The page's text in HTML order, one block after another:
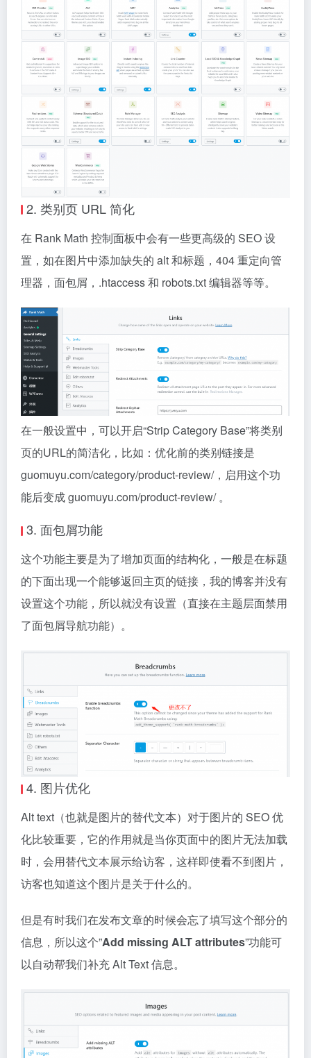
2. 类别页 URL 简化
在 Rank Math 控制面板中会有一些更高级的 SEO 设
置，如在图片中添加缺失的 alt 和标题，404 重定向管
理器，面包屑，.htaccess 和 robots.txt 编辑器等等。
在一般设置中，可以开启“Strip Category Base”将类别
页的URL的简洁化，比如：优化前的类别链接是
guomuyu.com/category/product-review/，启用这个功
能后变成 guomuyu.com/product-review/ 。
3. 面包屑功能
这个功能主要是为了增加页面的结构化，一般是在标题
的下面出现一个能够返回主页的链接，我的博客并没有
设置这个功能，所以就没有设置（直接在主题层面禁用
了面包屑导航功能）。
4. 图片优化
Alt text（也就是图片的替代文本）对于图片的 SEO 优
化比较重要，它的作用就是当你页面中的图片无法加载
时，会用替代文本展示给访客，这样即使看不到图片，
访客也知道这个图片是关于什么的。
但是有时我们在发布文章的时候会忘了填写这个部分的
信息，所以这个”Add missing ALT attributes”功能可
以自动帮我们补充 Alt Text 信息。